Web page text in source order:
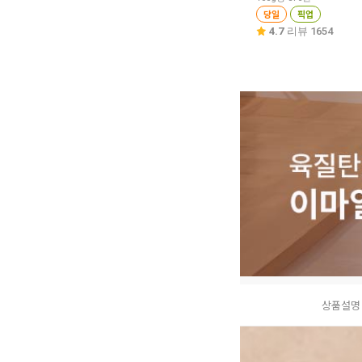
당일 픽업
4.7 리뷰 1654
상품설명